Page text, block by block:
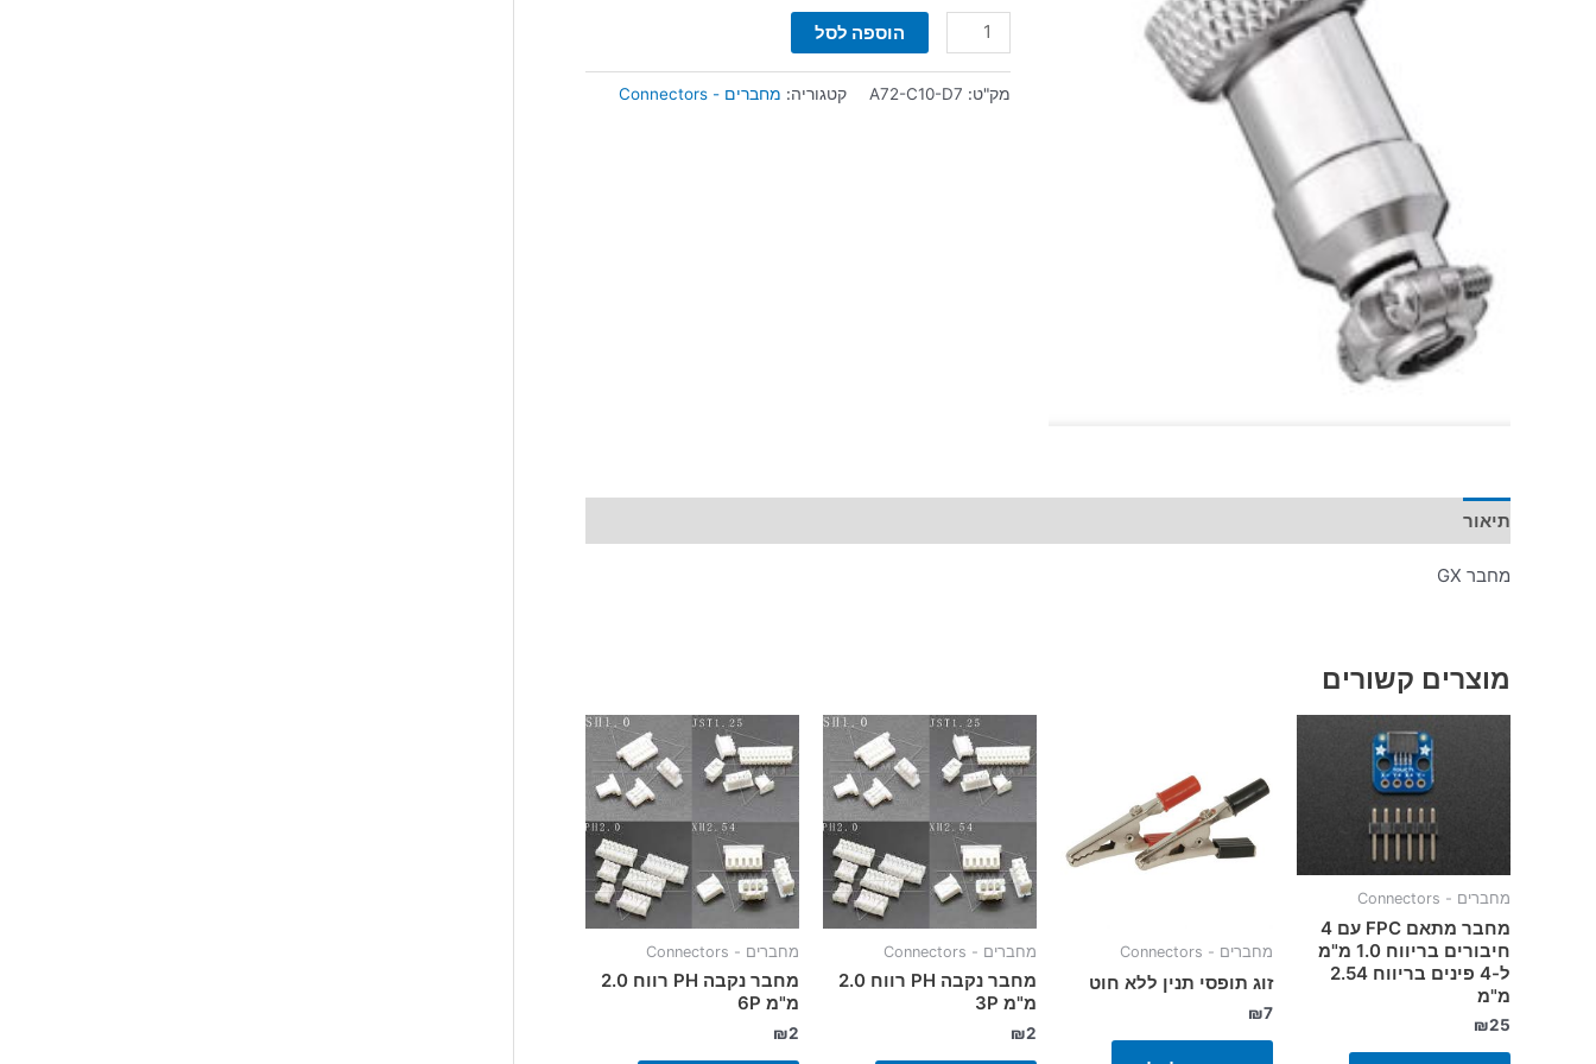
הוספה לסל
מק"ט: A72-C10-D7 קטגוריה: מחברים - Connectors
תיאור
מחבר GX
מוצרים קשורים
מחברים - Connectors
מחבר מתאם FPC עם 4
חיבורים בריווח 1.0 מ"מ
ל-4 פינים בריווח 2.54
מ"מ
₪25
מחברים - Connectors
זוג תופסי תנין ללא חוט
₪7
מחברים - Connectors
מחבר נקבה PH רווח 2.0
מ"מ 3P
₪2
מחברים - Connectors
מחבר נקבה PH רווח 2.0
מ"מ 6P
₪2